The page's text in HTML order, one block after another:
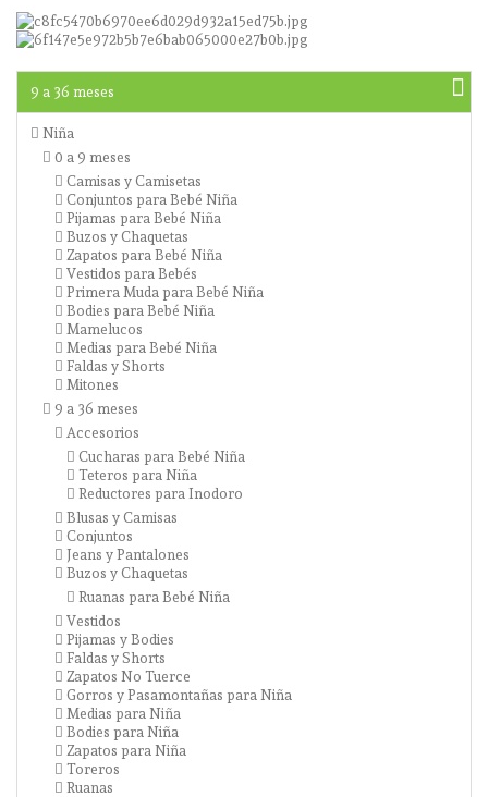
9 a 36 meses
Niña
0 a 9 meses
Camisas y Camisetas
Conjuntos para Bebé Niña
Pijamas para Bebé Niña
Buzos y Chaquetas
Zapatos para Bebé Niña
Vestidos para Bebés
Primera Muda para Bebé Niña
Bodies para Bebé Niña
Mamelucos
Medias para Bebé Niña
Faldas y Shorts
Mitones
9 a 36 meses
Accesorios
Cucharas para Bebé Niña
Teteros para Niña
Reductores para Inodoro
Blusas y Camisas
Conjuntos
Jeans y Pantalones
Buzos y Chaquetas
Ruanas para Bebé Niña
Vestidos
Pijamas y Bodies
Faldas y Shorts
Zapatos No Tuerce
Gorros y Pasamontañas para Niña
Medias para Niña
Bodies para Niña
Zapatos para Niña
Toreros
Ruanas